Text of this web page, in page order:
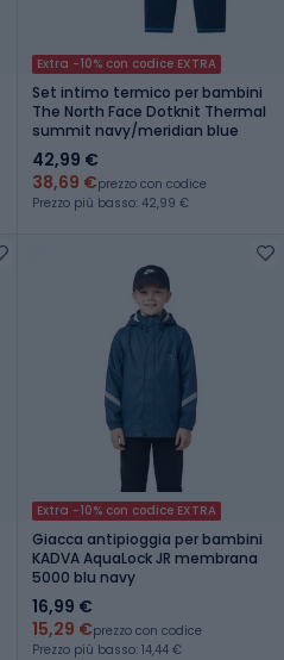
Extra -10% con codice EXTRA
Set intimo termico per bambini
The North Face Dotknit Thermal
summit navy/meridian blue
42,99 €
38,69 €prezzo con codice
Prezzo più basso: 42,99 €
Extra -10% con codice EXTRA
Giacca antipioggia per bambini
KADVA AquaLock JR membrana
5000 blu navy
16,99 €
15,29 €prezzo con codice
Prezzo più basso: 14,44 €